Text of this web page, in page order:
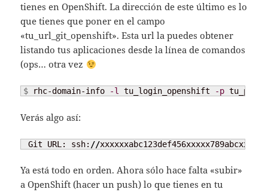
tienes en OpenShift. La dirección de este último es lo
que tienes que poner en el campo
«tu_url_git_openshift». Esta url la puedes obtener
listando tus aplicaciones desde la línea de comandos
(ops… otra vez
$ rhc-domain-info -l tu_login_openshift -p
Verás algo así:
Git URL: ssh: //xxxxxxabc123def456xxxxx789abcxxx
Ya está todo en orden. Ahora sólo hace falta «subir»
a OpenShift (hacer un push) lo que tienes en tu